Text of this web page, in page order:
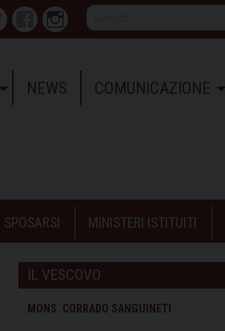
Twitter FacebookInstagram
NEWS COMUNICAZIONE
SPOSARSI MINISTERI ISTITUITI
IL VESCOVO
MONS. CORRADO SANGUINETI